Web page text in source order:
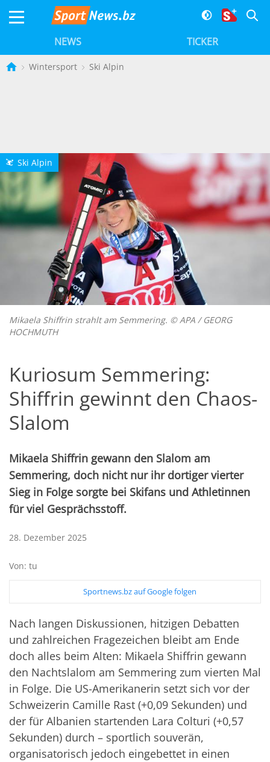
NEWS TICKER
Wintersport Ski Alpin
L Ski Alpin
Mikaela Shiffrin strahlt am Semmering. © APA / GEORG
HOCHMUTH
Kuriosum Semmering:
Shiffrin gewinnt den Chaos-
Slalom
Mikaela Shiffrin gewann den Slalom am
Semmering, doch nicht nur ihr dortiger vierter
Sieg in Folge sorgte bei Skifans und Athletinnen
für viel Gesprächsstoff.
28. Dezember 2025
Von: tu
Sportnews.bz auf Google folgen
Nach langen Diskussionen, hitzigen Debatten
und zahlreichen Fragezeichen bleibt am Ende
doch alles beim Alten: Mikaela Shiffrin gewann
den Nachtslalom am Semmering zum vierten Mal
in Folge. Die US-Amerikanerin setzt sich vor der
Schweizerin Camille Rast (+0,09 Sekunden) und
der für Albanien startenden Lara Colturi (+0,57
Sekunden) durch – sportlich souverän,
organisatorisch jedoch eingebettet in einen